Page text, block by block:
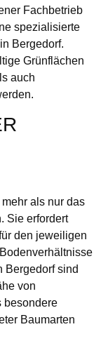
Fachbetrieb
spezialisierte
Bergedorf.
Grünflächen
auch
als nur das
Sie erfordert
den jeweiligen
Bergedorf sind
von
besondere
Baumarten